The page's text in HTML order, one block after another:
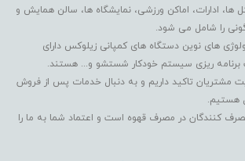
ها، ادارات، اماکن ورزشی، نمایشگاه ها، سالن همایش و
را شامل می شود.
های نوین دستگاه های کمپانی زیلوکس دارای
برنامه ریزی سیستم خودکار شستشو و... هستند.
مشتریان تاکید داریم و به دنبال خدمات پس از فروش
هستیم.
کنندگان در مصرف قهوه است و اعتماد شما به ما را